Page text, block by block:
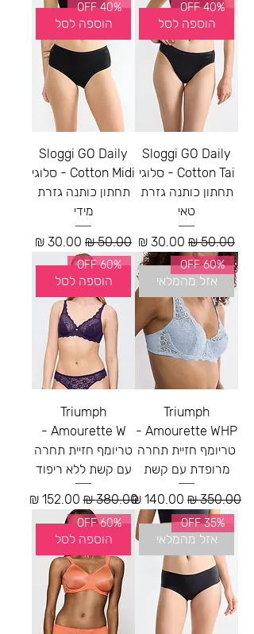
הוספה לסל
40% OFF
Sloggi GO Daily
Cotton Tai - סלוגי
תחתון כותנה גזרת
טאי
מחיר רגיל מחיר מבצע
הוספה לסל
40% OFF
Sloggi GO Daily
Cotton Midi - סלוגי
תחתון כותנה גזרת
מידי
מחיר רגיל מחיר מבצע
אזל מהמלאי
60% OFF
Triumph
Amourette WHP -
טריומף חזיית תחרה
מרופדת עם קשת
מחיר רגיל מחיר מבצע
הוספה לסל
60% OFF
Triumph
Amourette W -
טריומף חזיית תחרה
עם קשת ללא ריפוד
מחיר רגיל‏380.00 ‏₪ מחיר מבצע
אזל מהמלאי
35% OFF
הוספה לסל
60% OFF